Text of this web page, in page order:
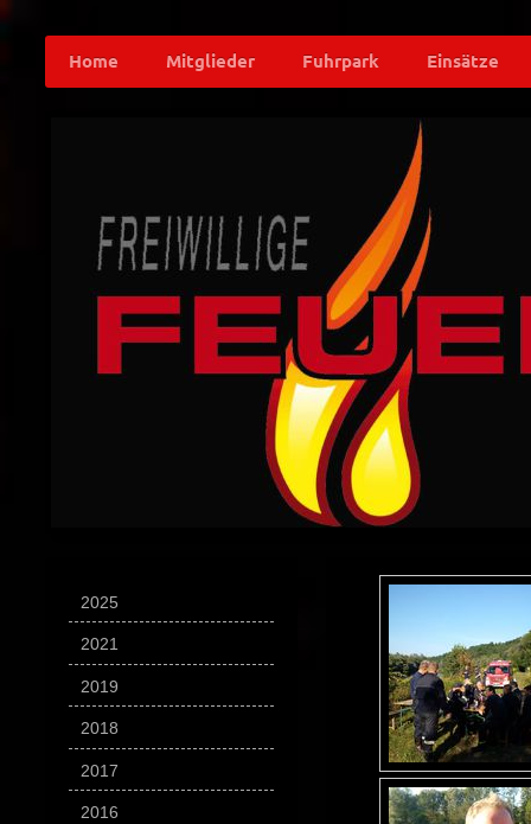
Home Mitglieder Fuhrpark Einsätze
2025
2021
2019
2018
2017
2016